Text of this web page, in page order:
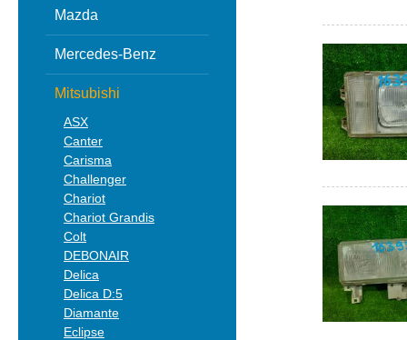
Mazda
Mercedes-Benz
Mitsubishi
ASX
Canter
Carisma
Challenger
Chariot
Chariot Grandis
Colt
DEBONAIR
Delica
Delica D:5
Diamante
Eclipse